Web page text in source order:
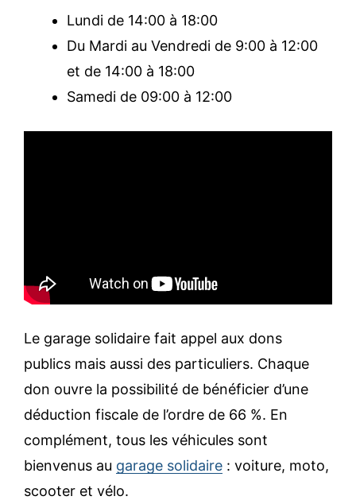
Lundi de 14:00 à 18:00
Du Mardi au Vendredi de 9:00 à 12:00
et de 14:00 à 18:00
Samedi de 09:00 à 12:00
Le garage solidaire fait appel aux dons
publics mais aussi des particuliers. Chaque
don ouvre la possibilité de bénéficier d’une
déduction fiscale de l’ordre de 66 %. En
complément, tous les véhicules sont
bienvenus au garage solidaire : voiture, moto,
scooter et vélo.